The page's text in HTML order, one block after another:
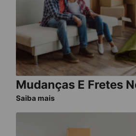
Mudanças E Fretes
Saiba mais